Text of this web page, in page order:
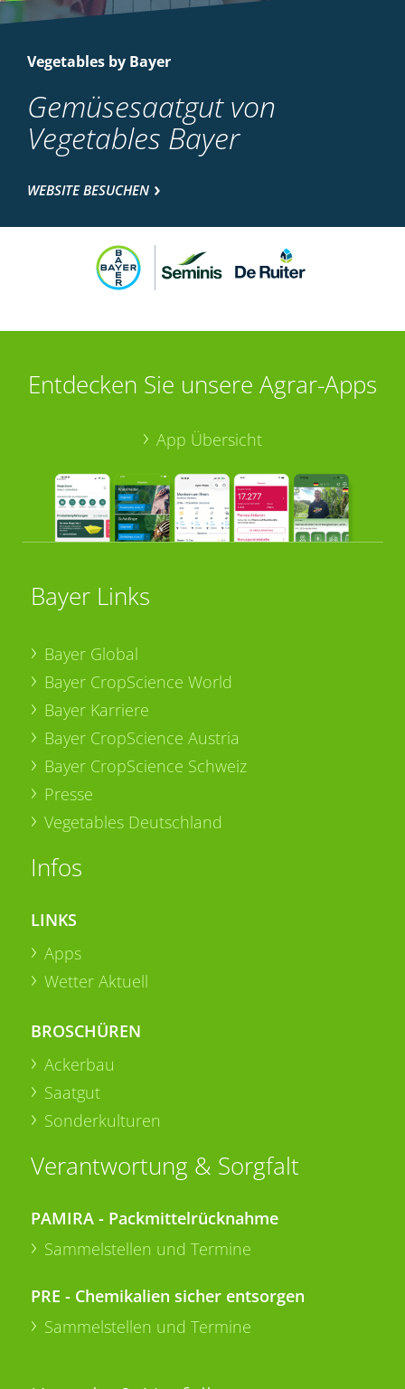
Vegetables by Bayer
Gemüsesaatgut von
Vegetables Bayer
WEBSITE BESUCHEN
Entdecken Sie unsere Agrar-Apps
App Übersicht
Bayer Links
Bayer Global
Bayer CropScience World
Bayer Karriere
Bayer CropScience Austria
Bayer CropScience Schweiz
Presse
Vegetables Deutschland
Infos
LINKS
Apps
Wetter Aktuell
BROSCHÜREN
Ackerbau
Saatgut
Sonderkulturen
Verantwortung & Sorgfalt
PAMIRA - Packmittelrücknahme
Sammelstellen und Termine
PRE - Chemikalien sicher entsorgen
Sammelstellen und Termine